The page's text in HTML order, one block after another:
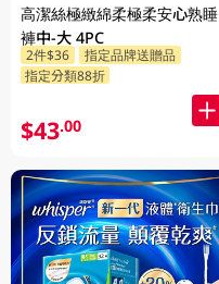
高潔絲極緻綿柔極柔安心熟睡
褲中-大 4PC
2件$36
指定品牌送贈品
指定分類88折
$43.00